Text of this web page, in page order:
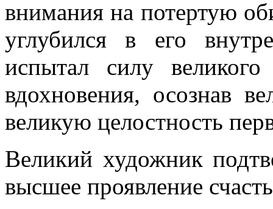
внимания на потертую
углубился в его
испытал силу
вдохновения, осознав
великую целостность
Великий художник
высшее проявление